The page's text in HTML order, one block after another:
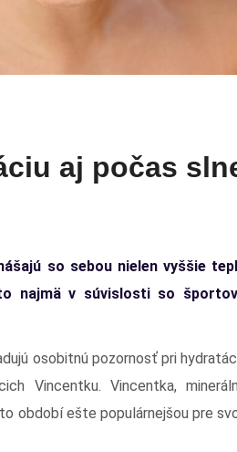
aj počas
so sebou nielen vyššie
najmä v súvislosti so
osobitnú pozornosť pri
Vincentku. Vincentka,
období ešte populárnejšou pre